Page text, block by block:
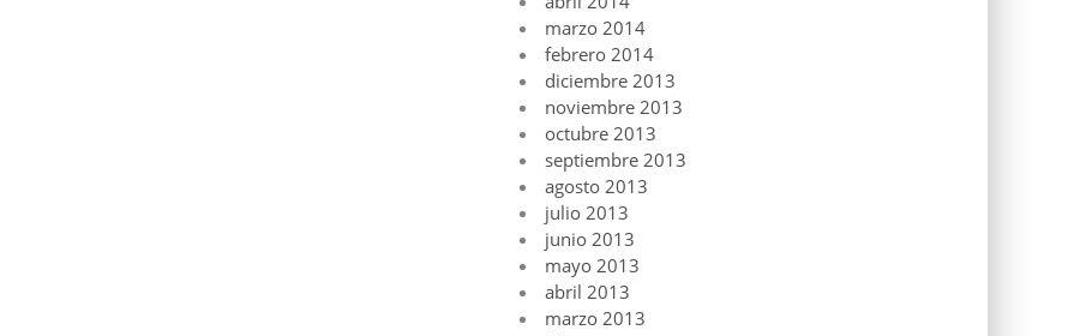
marzo 2014
febrero 2014
diciembre 2013
noviembre 2013
octubre 2013
septiembre 2013
agosto 2013
julio 2013
junio 2013
mayo 2013
abril 2013
marzo 2013